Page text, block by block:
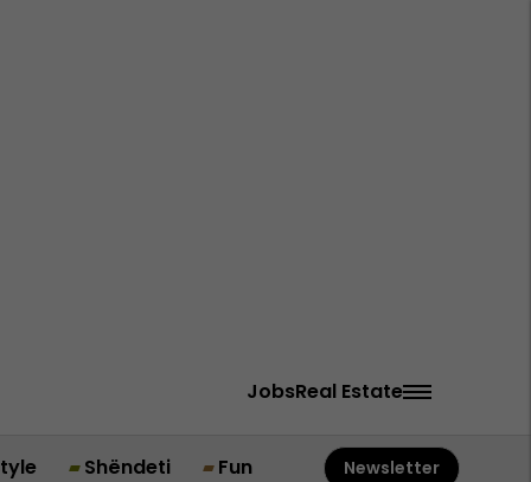
JobsReal Estate
Shëndeti Fun Newsletter